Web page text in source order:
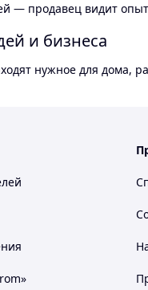
— продавец видит
и бизнеса
нужное для дома,